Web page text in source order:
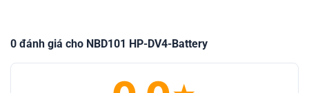
0 đánh giá cho NBD101 HP-DV4-Battery